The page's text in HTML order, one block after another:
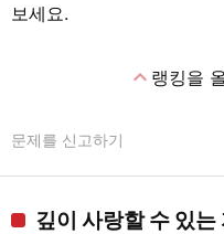
보세요.
expand_less랭킹을
문제를 신고하기
깊이 사랑할 수 있